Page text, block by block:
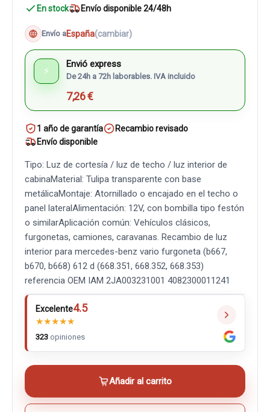
En stock Envío disponible 24/48h
Envío aEspaña(cambiar)
⚡
Envió express
De 24h a 72h laborables. IVA incluido
7,26 €
1 año de garantía
Recambio revisado
Envío disponible
Tipo: Luz de cortesía / luz de techo / luz interior de
cabinaMaterial: Tulipa transparente con base
metálicaMontaje: Atornillado o encajado en el techo o
panel lateralAlimentación: 12V, con bombilla tipo festón
o similarAplicación común: Vehículos clásicos,
furgonetas, camiones, caravanas. Recambio de luz
interior para mercedes-benz vario furgoneta (b667,
b670, b668) 612 d (668.351, 668.352, 668.353)
referencia OEM IAM 2JA003231001 4082300011241
Excelente4.5
★★★★★
323 opiniones
Añadir al carrito